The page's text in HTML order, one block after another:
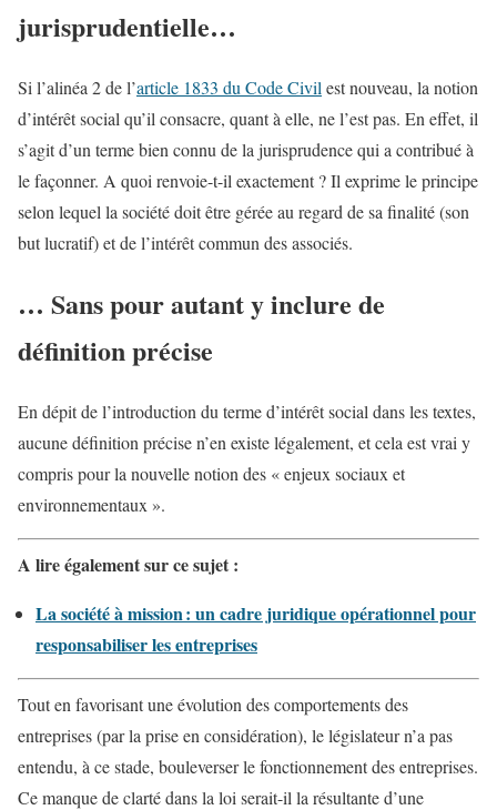
jurisprudentielle…
Si l’alinéa 2 de l’article 1833 du Code Civil est nouveau, la notion
d’intérêt social qu’il consacre, quant à elle, ne l’est pas. En effet, il
s’agit d’un terme bien connu de la jurisprudence qui a contribué à
le façonner. A quoi renvoie-t-il exactement ? Il exprime le principe
selon lequel la société doit être gérée au regard de sa finalité (son
but lucratif) et de l’intérêt commun des associés.
… Sans pour autant y inclure de
définition précise
En dépit de l’introduction du terme d’intérêt social dans les textes,
aucune définition précise n’en existe légalement, et cela est vrai y
compris pour la nouvelle notion des « enjeux sociaux et
environnementaux ».
A lire également sur ce sujet :
La société à mission : un cadre juridique opérationnel pour
responsabiliser les entreprises
Tout en favorisant une évolution des comportements des
entreprises (par la prise en considération), le législateur n’a pas
entendu, à ce stade, bouleverser le fonctionnement des entreprises.
Ce manque de clarté dans la loi serait-il la résultante d’une